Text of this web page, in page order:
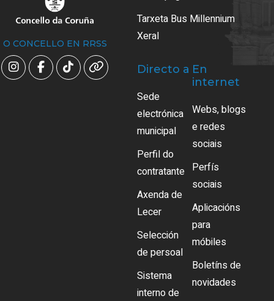
O CONCELLO EN RRSS
Tarxeta Bus Millennium
Xeral
Directo a
Sede
electrónica
municipal
Perfil do
contratante
Axenda de
Lecer
Selección
de persoal
Sistema
interno de
En
internet
Webs, blogs
e redes
sociais
Perfís
sociais
Aplicacións
para
móbiles
Boletíns de
novidades